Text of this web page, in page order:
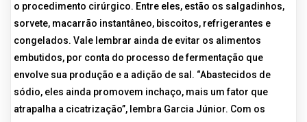
o procedimento cirúrgico. Entre eles, estão os salgadinhos,
sorvete, macarrão instantâneo, biscoitos, refrigerantes e
congelados. Vale lembrar ainda de evitar os alimentos
embutidos, por conta do processo de fermentação que
envolve sua produção e a adição de sal. “Abastecidos de
sódio, eles ainda promovem inchaço, mais um fator que
atrapalha a cicatrização”, lembra Garcia Júnior. Com os